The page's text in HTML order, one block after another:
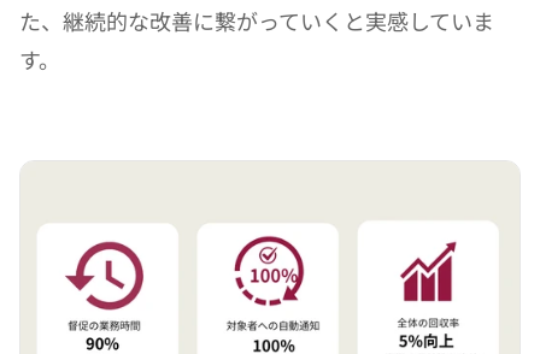
た、継続的な改善に繋がっていくと実感していま
す。